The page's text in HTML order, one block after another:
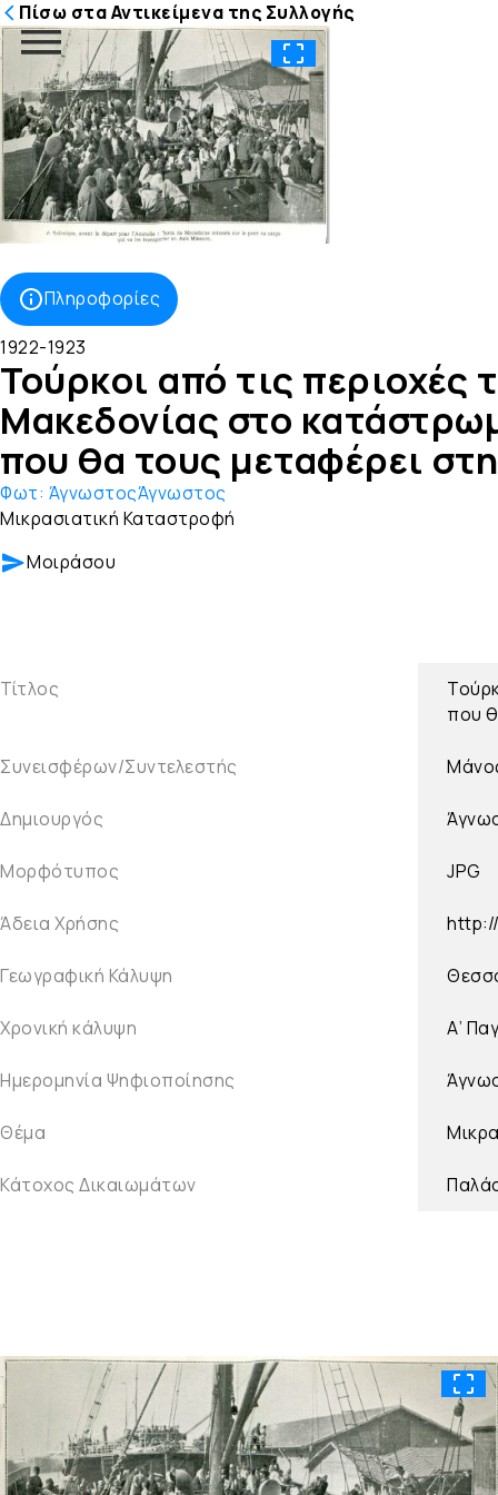
Μετάβαση
στο
περιεχόμενο
Πίσω στα Αντικείμενα της Συλλογής
Πληροφορίες
1922-1923
Τούρκοι από τις περιοχές
Μακεδονίας στο
που θα τους μεταφέρει
Φωτ: ΆγνωστοςΆγνωστος
Μικρασιατική Καταστροφή
Μοιράσου
Τίτλος
που
Συνεισφέρων/Συντελεστής
Δημιουργός
Μορφότυπος JPG
Άδεια Χρήσης
Γεωγραφική Κάλυψη
Χρονική κάλυψη Α’
Ημερομηνία Ψηφιοποίησης
Θέμα
Κάτοχος Δικαιωμάτων